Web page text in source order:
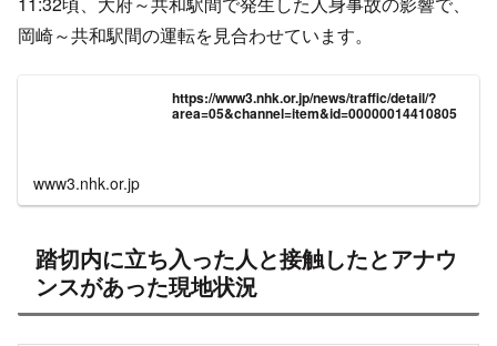
11:32頃、大府～共和駅間で発生した人身事故の影響で、
岡崎～共和駅間の運転を見合わせています。
https://www3.nhk.or.jp/news/traffic/detail/?
area=05&channel=item&id=00000014410805
www3.nhk.or.jp
踏切内に立ち入った人と接触したとアナウ
ンスがあった現地状況